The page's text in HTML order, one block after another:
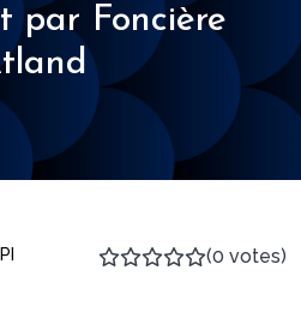
par Foncière
(0 votes)